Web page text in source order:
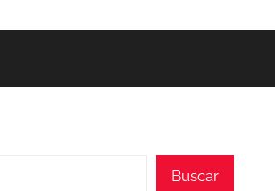
Buscar